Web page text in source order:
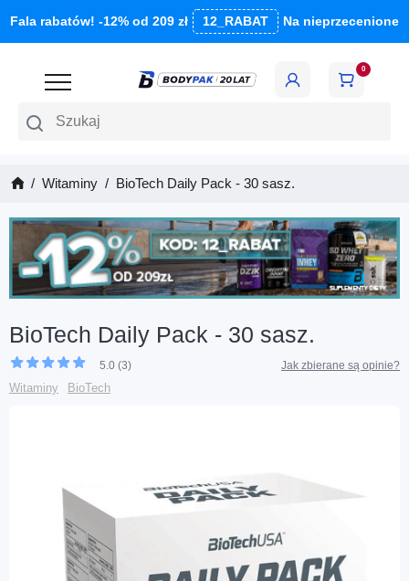
Fala rabatów! -12% od 209 zł 12_RABAT Na nieprzecenione
Szukaj
0
Witaminy BioTech Daily Pack - 30 sasz.
BioTech Daily Pack - 30 sasz.
5.0 (3) Jak zbierane są opinie?
Witaminy BioTech